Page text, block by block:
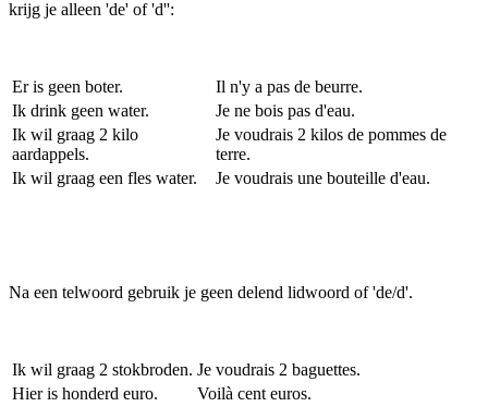
krijg je alleen 'de' of 'd'':
Er is geen boter.
Il n'y a pas de beurre.
Ik drink geen water.
Je ne bois pas d'eau.
Ik wil graag 2 kilo
aardappels.
Je voudrais 2 kilos de pommes de
terre.
Ik wil graag een fles water.
Je voudrais une bouteille d'eau.
Na een telwoord gebruik je geen delend lidwoord of 'de/d'.
Ik wil graag 2 stokbroden. Je voudrais 2 baguettes.
Hier is honderd euro.
Voilà cent euros.